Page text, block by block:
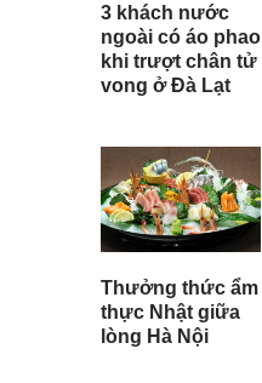
3 khách nước
ngoài có áo phao
khi trượt chân tử
vong ở Đà Lạt
Thưởng thức ẩm
thực Nhật giữa
lòng Hà Nội